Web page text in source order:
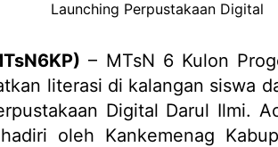
– MTsN 6 Kulon
literasi di kalangan siswa
Digital Darul Ilmi.
oleh Kankemenag